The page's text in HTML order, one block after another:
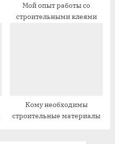
Мой опыт работы со
строительными клеями
Кому необходимы
строительные материалы